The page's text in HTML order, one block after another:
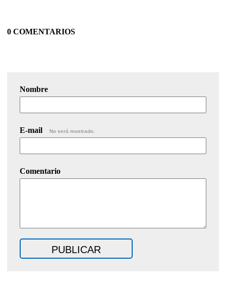
0 COMENTARIOS
Nombre
E-mail No será mostrado.
Comentario